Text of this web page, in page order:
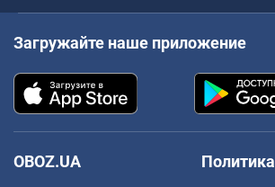
Загружайте наше приложение
OBOZ.UA
Политика